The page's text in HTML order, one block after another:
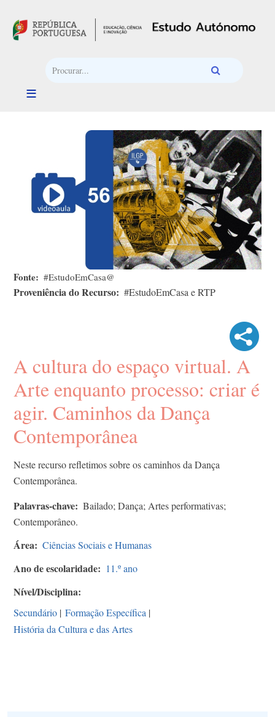
Fonte #EstudoEmCasa@
Proveniência do Recurso #EstudoEmCasa e RTP
A cultura do espaço virtual. A
Arte enquanto processo: criar é
agir. Caminhos da Dança
Contemporânea
Neste recurso refletimos sobre os caminhos da Dança
Contemporânea.
Palavras-chave
Bailado; Dança; Artes performativas;
Contemporâneo.
Área Ciências Sociais e Humanas
Ano de escolaridade 11.º ano
Nível/Disciplina
Secundário | Formação Específica |
História da Cultura e das Artes